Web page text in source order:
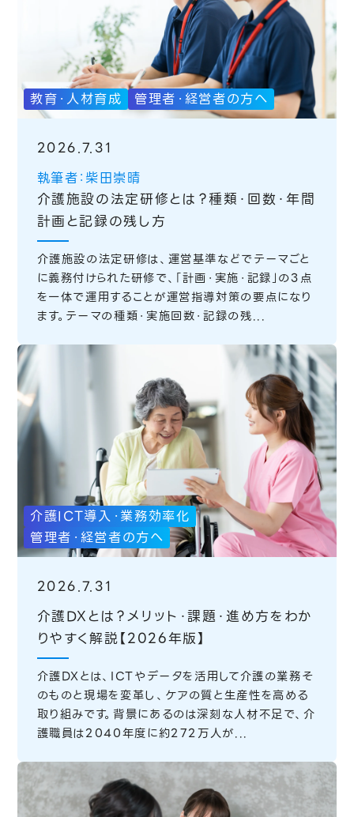
教育・人材育成 管理者・経営者の方へ
2026.7.31
執筆者：柴田崇晴
介護施設の法定研修とは？種類・回数・年間
計画と記録の残し方
介護施設の法定研修は、運営基準などでテーマごと
に義務付けられた研修で、「計画・実施・記録」の3点
を一体で運用することが運営指導対策の要点になり
ます。テーマの種類・実施回数・記録の残...
介護ICT導入・業務効率化
管理者・経営者の方へ
2026.7.31
介護DXとは？メリット・課題・進め方をわか
りやすく解説【2026年版】
介護DXとは、ICTやデータを活用して介護の業務そ
のものと現場を変革し、ケアの質と生産性を高める
取り組みです。背景にあるのは深刻な人材不足で、介
護職員は2040年度に約272万人が...